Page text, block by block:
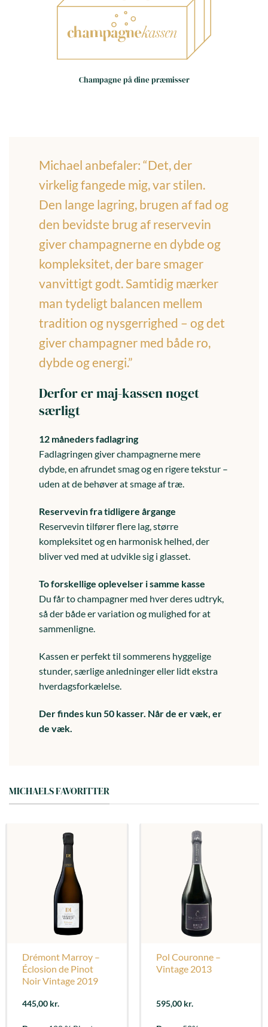
Champagne på dine præmisser
Håndværk frem for
Michael anbefaler: “Det, der
virkelig fangede mig, var stilen.
Den lange lagring, brugen af fad og
den bevidste brug af reservevin
giver champagnerne en dybde og
kompleksitet, der bare smager
vanvittigt godt. Samtidig mærker
man tydeligt balancen mellem
tradition og nysgerrighed – og det
giver champagner med både ro,
dybde og energi.”
Derfor er maj-kassen noget
særligt
12 måneders fadlagring
Fadlagringen giver champagnerne mere
dybde, en afrundet smag og en rigere tekstur –
uden at de behøver at smage af træ.
Reservevin fra tidligere årgange
Reservevin tilfører flere lag, større
kompleksitet og en harmonisk helhed, der
bliver ved med at udvikle sig i glasset.
To forskellige oplevelser i samme kasse
Du får to champagner med hver deres udtryk,
så der både er variation og mulighed for at
sammenligne.
Kassen er perfekt til sommerens hyggelige
stunder, særlige anledninger eller lidt ekstra
hverdagsforkælelse.
Der findes kun 50 kasser. Når de er væk, er
de væk.
MICHAELS FAVORITTER
Drémont Marroy –
Éclosion de Pinot
Noir Vintage 2019
445,00 kr.
Pol Couronne –
Vintage 2013
595,00 kr.